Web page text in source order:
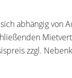
abhängig von
zzgl.